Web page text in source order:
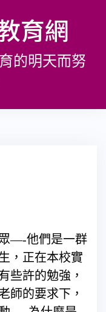
育網
的明天而努
—-他們是一群
，正在本校實
些許的勉強，
師的要求下，